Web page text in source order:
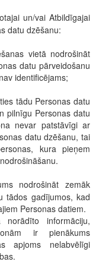
un/vai Atbildīgajai
datu dzēšanu:
vietā nodrošināt
datu pārveidošanu
identificējams;
tādu Personas datu
pilnīgu Personas datu
nevar patstāvīgi ar
datu dzēšanu, tai
kura pieņem
nodrošināt zemāk
tādos gadījumos, kad
Personas datiem.
informāciju,
ir pienākums
apjoms nelabvēlīgi